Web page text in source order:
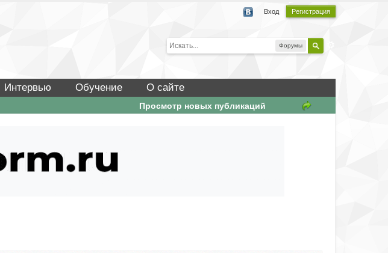
Вход Регистрация
Форумы
Интервью Обучение О сайте
Просмотр новых публикаций